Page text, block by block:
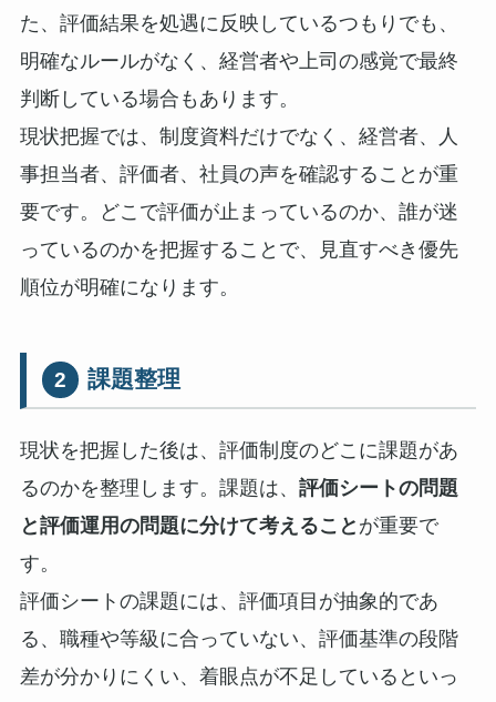
た、評価結果を処遇に反映しているつもりでも、
明確なルールがなく、経営者や上司の感覚で最終
判断している場合もあります。
現状把握では、制度資料だけでなく、経営者、人
事担当者、評価者、社員の声を確認することが重
要です。どこで評価が止まっているのか、誰が迷
っているのかを把握することで、見直すべき優先
順位が明確になります。
2 課題整理
現状を把握した後は、評価制度のどこに課題があ
るのかを整理します。課題は、 評価シートの問題
と評価運用の問題に分けて考えること が重要で
す。
評価シートの課題には、評価項目が抽象的であ
る、職種や等級に合っていない、評価基準の段階
差が分かりにくい、着眼点が不足しているといっ